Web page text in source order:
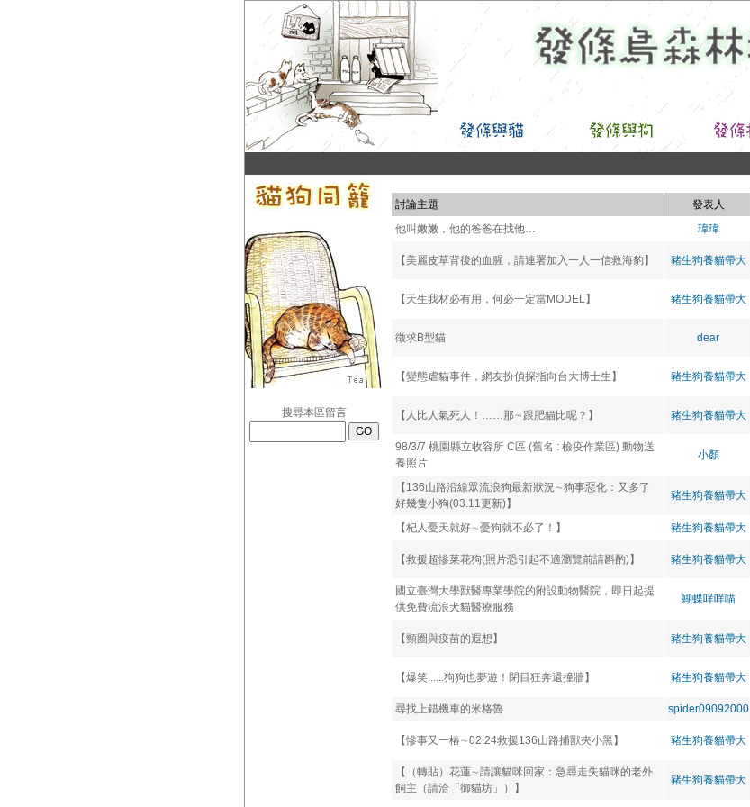
搜尋本區留言
討論主題 發表人
他叫嫩嫩，他的爸爸在找他…
瑋瑋
【美麗皮草背後的血腥，請連署加入一人一信救海豹】 豬生狗養貓帶大
【天生我材必有用，何必一定當MODEL】 豬生狗養貓帶大
徵求B型貓 dear
【變態虐貓事件，網友扮偵探指向台大博士生】 豬生狗養貓帶大
【人比人氣死人！……那∼跟肥貓比呢？】 豬生狗養貓帶大
98/3/7 桃園縣立收容所 C區 (舊名 : 檢疫作業區) 動物送
養照片
小顏
【136山路沿線眾流浪狗最新狀況∼狗事惡化：又多了
好幾隻小狗(03.11更新)】
豬生狗養貓帶大
【杞人憂天就好∼憂狗就不必了！】 豬生狗養貓帶大
【救援超慘菜花狗(照片恐引起不適瀏覽前請斟酌)】 豬生狗養貓帶大
國立臺灣大學獸醫專業學院的附設動物醫院，即日起提
供免費流浪犬貓醫療服務
蝴蝶咩咩喵
【頸圈與疫苗的遐想】 豬生狗養貓帶大
【爆笑......狗狗也夢遊！閉目狂奔還撞牆】 豬生狗養貓帶大
尋找上錯機車的米格魯 spider09092000
【慘事又一樁∼02.24救援136山路捕獸夾小黑】 豬生狗養貓帶大
【（轉貼）花蓮∼請讓貓咪回家：急尋走失貓咪的老外
飼主（請洽「御貓坊」）】
豬生狗養貓帶大